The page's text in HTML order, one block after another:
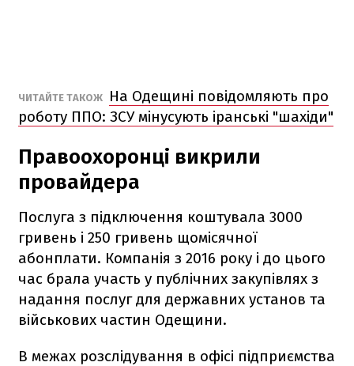
ЧИТАЙТЕ ТАКОЖ
На Одещині повідомляють про
роботу ППО: ЗСУ мінусують іранські "шахіди"
Правоохоронці викрили
провайдера
Послуга з підключення коштувала 3000
гривень і 250 гривень щомісячної
абонплати. Компанія з 2016 року і до цього
час брала участь у публічних закупівлях з
надання послуг для державних установ та
військових частин Одещини.
В межах розслідування в офісі підприємства